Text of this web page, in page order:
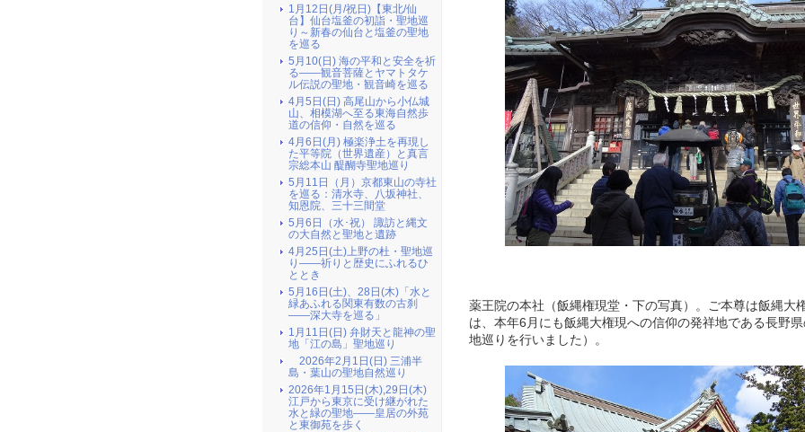
薬王院の本社（飯縄権現堂・下の写真）。ご本尊は飯縄大
は、本年6月にも飯縄大権現への信仰の発祥地である長野
地巡りを行いました）。
1月12日(月/祝日)【東北/仙
台】仙台塩釜の初詣・聖地巡
り～新春の仙台と塩釜の聖地
を巡る
5月10(日) 海の平和と安全を祈
る――観音菩薩とヤマトタケ
ル伝説の聖地・観音崎を巡る
4月5日(日) 高尾山から小仏城
山、相模湖へ至る東海自然歩
道の信仰・自然を巡る
4月6日(月) 極楽浄土を再現し
た平等院（世界遺産）と真言
宗総本山 醍醐寺聖地巡り
5月11日（月）京都東山の寺社
を巡る：清水寺、八坂神社、
知恩院、三十三間堂
5月6日（水･祝） 諏訪と縄文
の大自然と聖地と遺跡
4月25日(土)上野の杜・聖地巡
り――祈りと歴史にふれるひ
ととき
5月16日(土)、28日(木)「水と
緑あふれる関東有数の古刹
――深大寺を巡る」
1月11日(日) 弁財天と龍神の聖
地「江の島」聖地巡り
2026年2月1日(日) 三浦半
島・葉山の聖地自然巡り
2026年1月15日(木),29日(木)
江戸から東京に受け継がれた
水と緑の聖地――皇居の外苑
と東御苑を歩く